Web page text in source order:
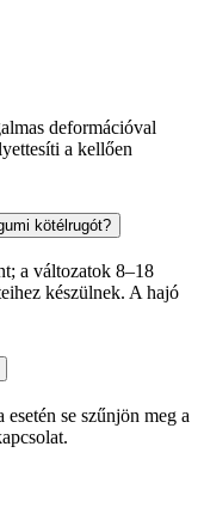
deformációval
a kellően
kötélrugót?
a változatok 8–18
készülnek. A hajó
se szűnjön meg a